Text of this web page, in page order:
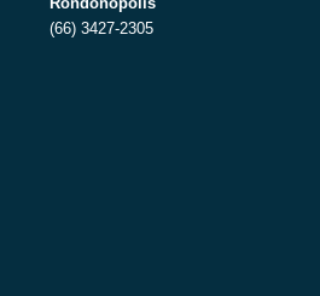
(66) 3427-2305